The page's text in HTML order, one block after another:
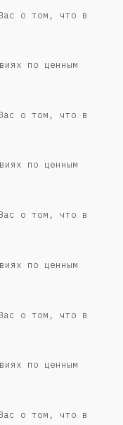
о том, что в
по ценным
о том, что в
по ценным
о том, что в
по ценным
о том, что в
по ценным
о том, что в